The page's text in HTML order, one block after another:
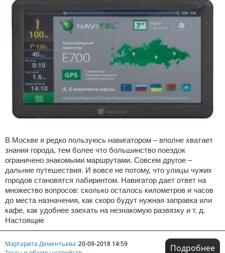
В Москве я редко пользуюсь навигатором – вполне хватает
знания города, тем более что большинство поездок
ограничено знакомыми маршрутами. Совсем другое –
дальние путешествия. И вовсе не потому, что улицы чужих
городов становятся лабиринтом. Навигатор дает ответ на
множество вопросов: сколько осталось километров и часов
до места назначения, как скоро будут нужная заправка или
кафе, как удобнее заехать на незнакомую развязку и т. д.
Настоящие
Маргарита Дементьева 20-09-2018 14:59
Подробнее